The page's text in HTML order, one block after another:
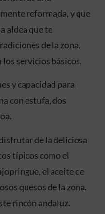
reformada, y que
aldea que te
de la zona,
los servicios básicos.
y capacidad para
con estufa, dos
de la deliciosa
típicos como el
el aceite de
quesos de la zona.
rincón andaluz.